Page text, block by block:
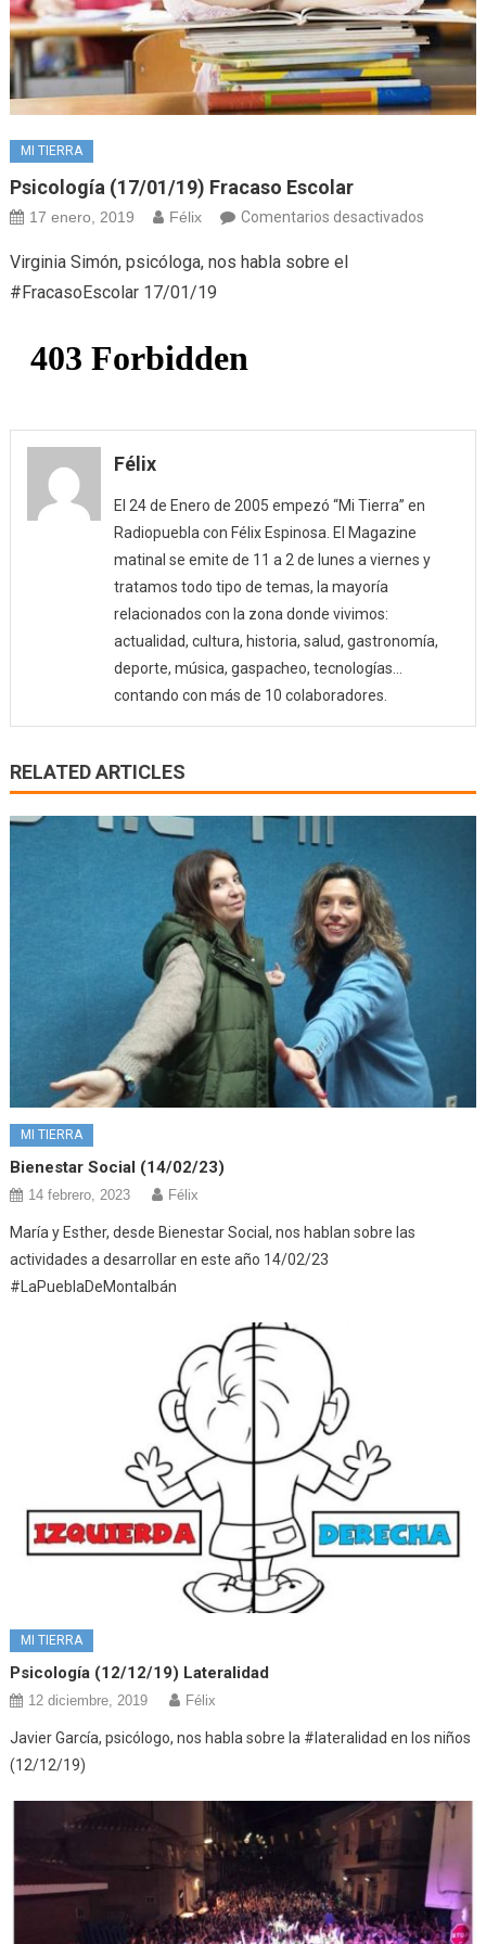
MI TIERRA
Psicología (17/01/19) Fracaso Escolar
17 enero, 2019 Félix Comentarios desactivadosen
Virginia Simón, psicóloga, nos habla sobre el
#FracasoEscolar 17/01/19
Félix
El 24 de Enero de 2005 empezó “Mi Tierra” en
Radiopuebla con Félix Espinosa. El Magazine
matinal se emite de 11 a 2 de lunes a viernes y
tratamos todo tipo de temas, la mayoría
relacionados con la zona donde vivimos:
actualidad, cultura, historia, salud, gastronomía,
deporte, música, gaspacheo, tecnologías…
contando con más de 10 colaboradores.
RELATED ARTICLES
MI TIERRA
Bienestar Social (14/02/23)
14 febrero, 2023 Félix
María y Esther, desde Bienestar Social, nos hablan sobre las
actividades a desarrollar en este año 14/02/23
#LaPueblaDeMontalbán
MI TIERRA
Psicología (12/12/19) Lateralidad
12 diciembre, 2019 Félix
Javier García, psicólogo, nos habla sobre la #lateralidad en los niños
(12/12/19)